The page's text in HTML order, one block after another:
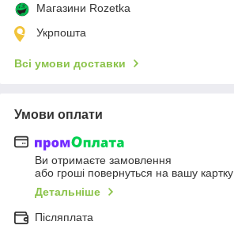
Магазини Rozetka
Укрпошта
Всі умови доставки
Умови оплати
Ви отримаєте замовлення
або гроші повернуться на вашу картку
Детальніше
Післяплата